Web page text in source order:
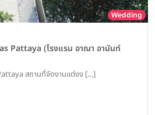
Wedding
Pattaya (โรงแรม อาณา อานันท์
สถานที่จัดงานแต่งง […]